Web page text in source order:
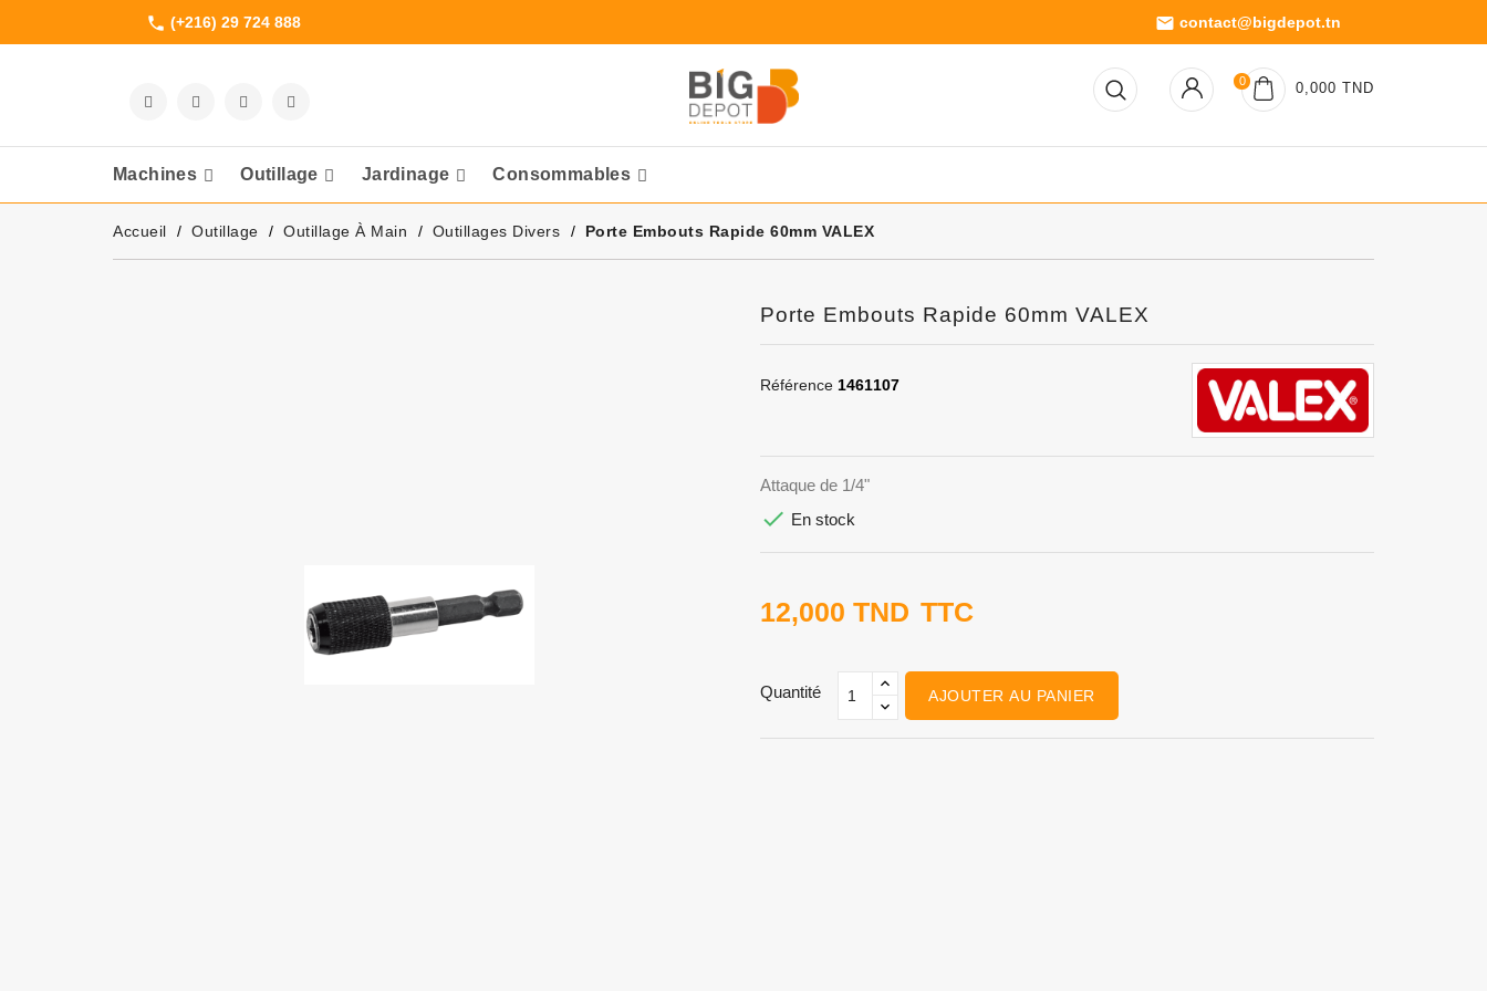
phone (+216) 29 724 888 email contact@bigdepot.tn
0 0,000 TND
Machines Outillage Jardinage Consommables
Accueil Outillage Outillage À Main Outillages Divers Porte Embouts Rapide 60mm VALEX
Porte Embouts Rapide 60mm VALEX
Référence 1461107
Attaque de 1/4"
 En stock
12,000 TND TTC
Quantité AJOUTER AU PANIER